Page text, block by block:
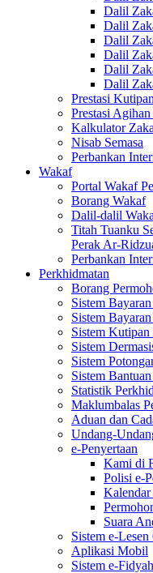
Dalil
Dalil
Dalil
Dalil
Dalil
Dalil
Prestasi
Prestasi
Kalkulator
Nisab Semasa
Perbankan
Wakaf
Portal Wakaf
Borang Wakaf
Dalil-dalil
Titah Tuanku
Perak Ar-
Perbankan
Perkhidmatan
Borang
Sistem
Sistem
Sistem
Sistem
Sistem
Sistem
Statistik
Maklumbalas
Aduan dan
Undang-
e-Penyertaan
Kami di
Polisi e-
Kalendar
Suara
Sistem e-Lesen
Aplikasi Mobil
Sistem e-Fidyah